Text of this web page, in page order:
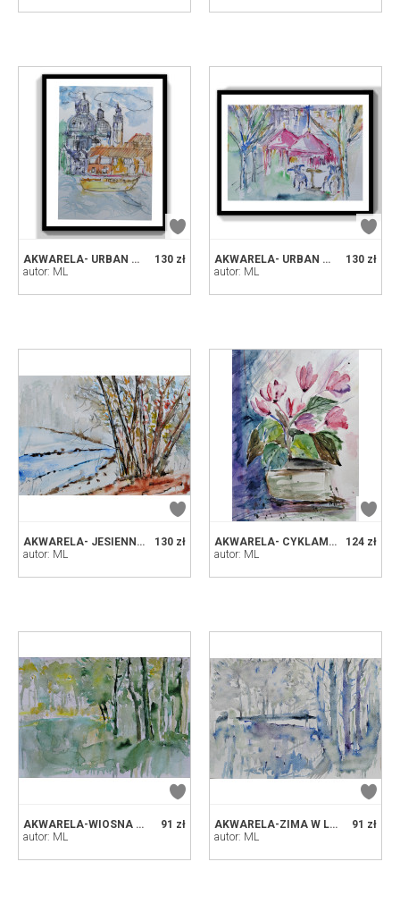
130 zł
AKWARELA- URBAN SKETCHING - WENECJA
autor: ML
130 zł
AKWARELA- URBAN SKETCHING - CAFEE
autor: ML
130 zł
AKWARELA- JESIENNE DRZEWA
autor: ML
124 zł
AKWARELA- CYKLAMENY
autor: ML
91 zł
AKWARELA-WIOSNA W LESIE
autor: ML
91 zł
AKWARELA-ZIMA W LESIE
autor: ML